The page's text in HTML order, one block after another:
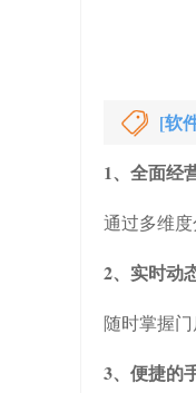
[软
1、全面经
通过多维
2、实时动
随时掌握
3、便捷的